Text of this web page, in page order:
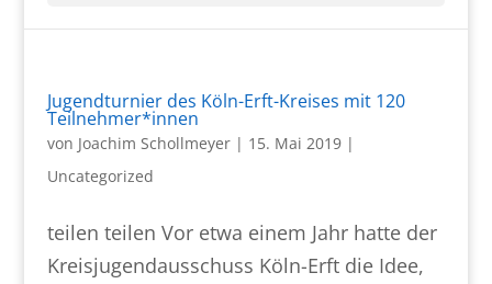
Jugendturnier des Köln-Erft-Kreises mit 120
Teilnehmer*innen
von Joachim Schollmeyer| 15. Mai 2019|
Uncategorized
teilen teilen Vor etwa einem Jahr hatte der
Kreisjugendausschuss Köln-Erft die Idee,